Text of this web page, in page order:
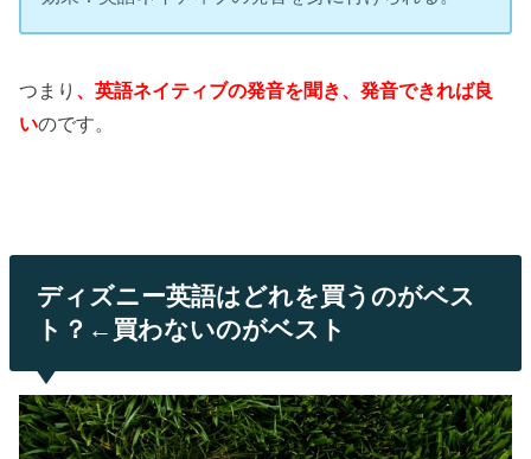
つまり 、英語ネイティブの発音を聞き、発音できれば良
いのです。
ディズニー英語はどれを買うのがベス
ト？←買わないのがベスト